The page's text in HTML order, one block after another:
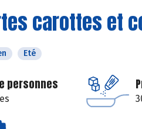
carottes et
Eté
personnes